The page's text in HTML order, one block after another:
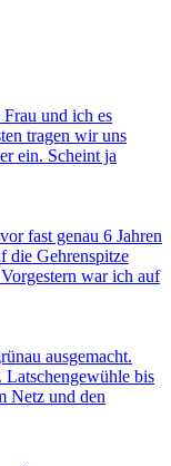
und ich es
tragen wir uns
ein. Scheint ja
fast genau 6 Jahren
die Gehrenspitze
war ich auf
ausgemacht.
Latschengewühle bis
Netz und den